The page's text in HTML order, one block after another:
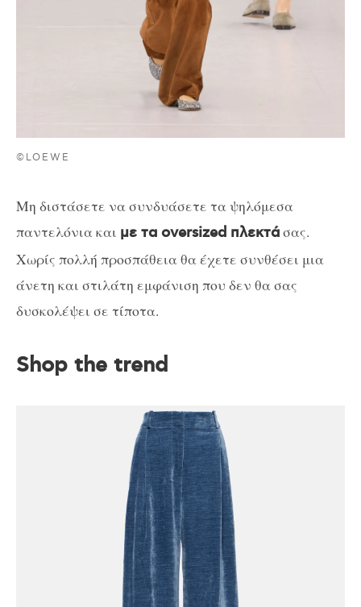
©LOEWE
Μη διστάσετε να συνδυάσετε τα ψηλόμεσα
παντελόνια και με τα oversized πλεκτάσας.
Χωρίς πολλή προσπάθεια θα έχετε συνθέσει μια
άνετη και στιλάτη εμφάνιση που δεν θα σας
δυσκολέψει σε τίποτα.
Shop the trend